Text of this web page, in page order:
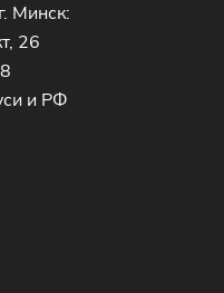
Минск:
26
и РФ